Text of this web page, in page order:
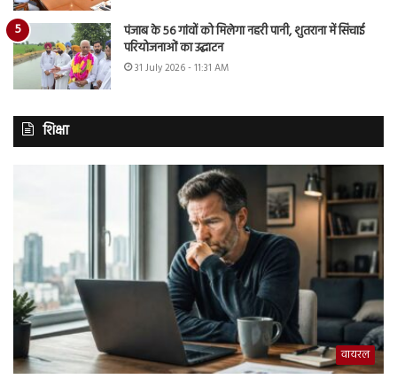
पंजाब के 56 गांवों को मिलेगा नहरी पानी, शुतराना में सिंचाई
परियोजनाओं का उद्घाटन
31 July 2026 - 11:31 AM
शिक्षा
वायरल